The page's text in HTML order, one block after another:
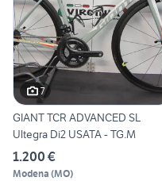
7
GIANT TCR ADVANCED SL
Ultegra Di2 USATA - TG.M
1.200 €
Modena (MO)